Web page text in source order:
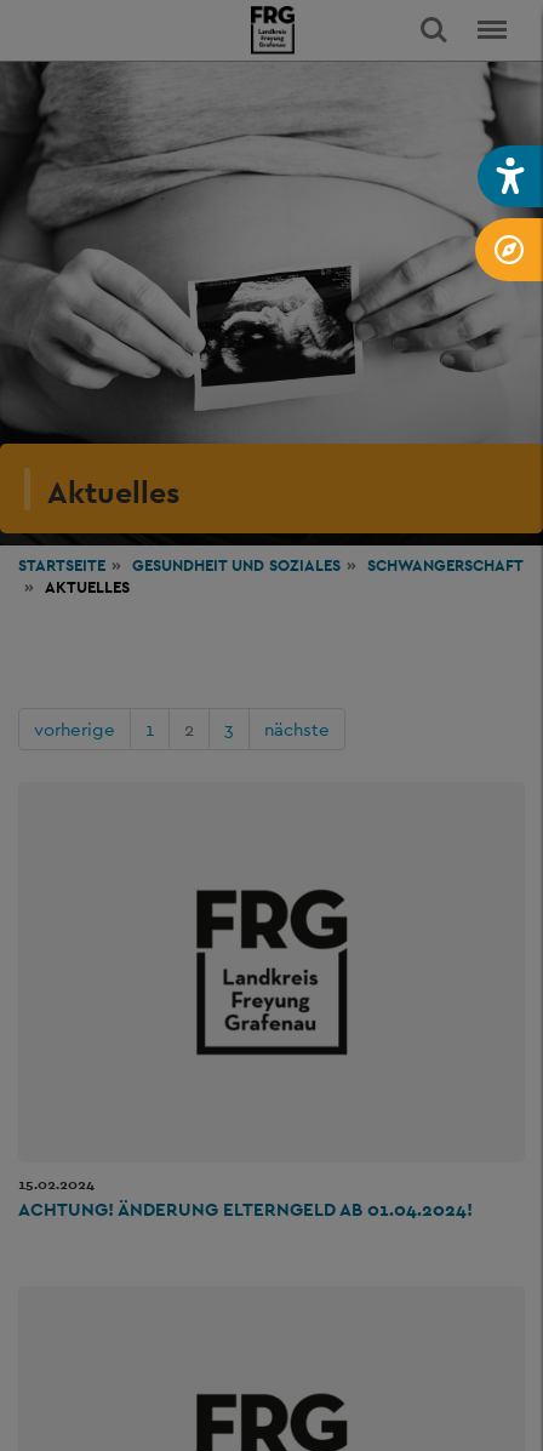
Aktuelles
STARTSEITE GESUNDHEIT UND SOZIALES
SCHWANGERSCHAFT
AKTUELLES
vorherige 1 2 3 nächste
15.02.2024
ACHTUNG! ÄNDERUNG ELTERNGELD AB 01.04.2024!